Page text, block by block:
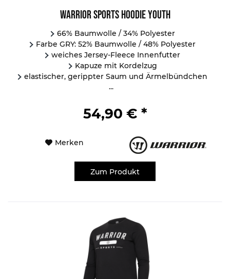
Warrior Sports Hoodie Youth
66% Baumwolle / 34% Polyester
Farbe GRY: 52% Baumwolle / 48% Polyester
weiches Jersey-Fleece Innenfutter
Kapuze mit Kordelzug
elastischer, gerippter Saum und Ärmelbündchen
...
54,90 € *
Merken
Zum Produkt